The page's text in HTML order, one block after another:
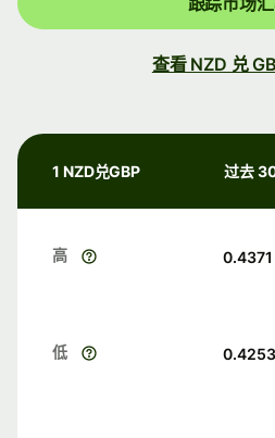
查看 NZD 兑
1 NZD兑GBP 过去
高 0.4371
低 0.4253